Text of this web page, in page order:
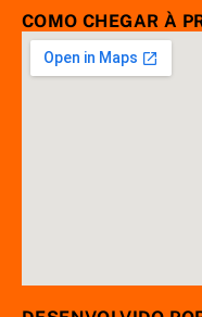
COMO CHEGAR À